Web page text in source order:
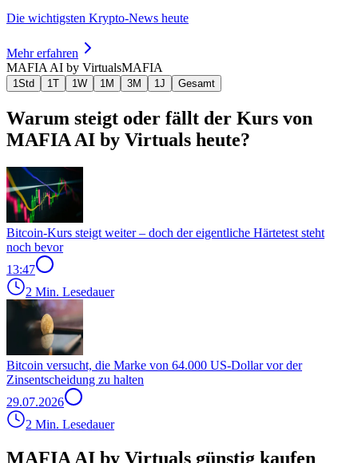
Die wichtigsten Krypto-News heute
Mehr erfahren
MAFIA AI by VirtualsMAFIA
1Std 1T 1W 1M 3M 1J Gesamt
Warum steigt oder fällt der Kurs von
MAFIA AI by Virtuals heute?
Bitcoin-Kurs steigt weiter – doch der eigentliche Härtetest steht
noch bevor
13:47
2 Min. Lesedauer
Bitcoin versucht, die Marke von 64.000 US-Dollar vor der
Zinsentscheidung zu halten
29.07.2026
2 Min. Lesedauer
MAFIA AI by Virtuals günstig kaufen